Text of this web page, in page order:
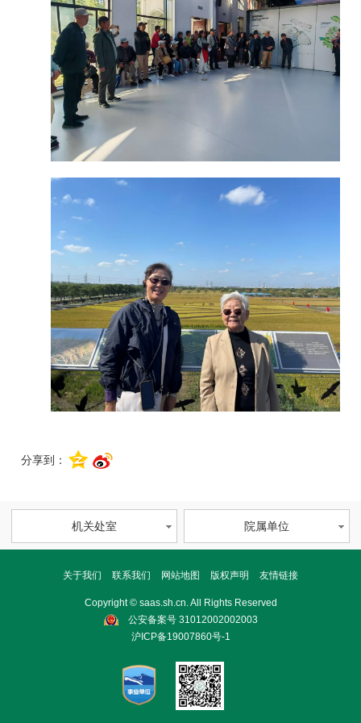
分享到：
机关处室 院属单位
关于我们 联系我们 网站地图 版权声明 友情链接
Copyright © saas.sh.cn. All Rights Reserved
公安备案号 31012002002003
沪ICP备19007860号-1